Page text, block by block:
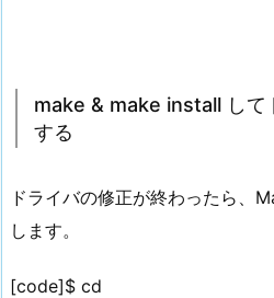
make & make install して
する
ドライバの修正が終わったら、
します。
[code]$ cd